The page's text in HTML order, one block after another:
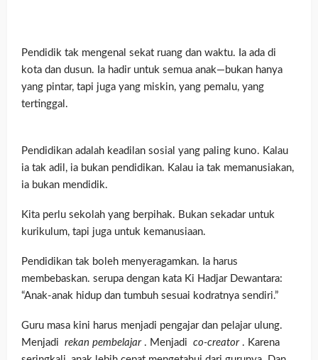
Pendidik tak mengenal sekat ruang dan waktu. Ia ada di
kota dan dusun. Ia hadir untuk semua anak—bukan hanya
yang pintar, tapi juga yang miskin, yang pemalu, yang
tertinggal.
Pendidikan adalah keadilan sosial yang paling kuno. Kalau
ia tak adil, ia bukan pendidikan. Kalau ia tak memanusiakan,
ia bukan mendidik.
Kita perlu sekolah yang berpihak. Bukan sekadar untuk
kurikulum, tapi juga untuk kemanusiaan.
Pendidikan tak boleh menyeragamkan. Ia harus
membebaskan. serupa dengan kata Ki Hadjar Dewantara:
“Anak-anak hidup dan tumbuh sesuai kodratnya sendiri.”
Guru masa kini harus menjadi pengajar dan pelajar ulung.
Menjadi rekan pembelajar. Menjadi co-creator. Karena